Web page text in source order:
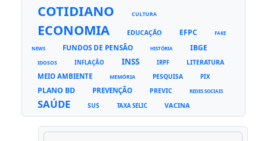
COTIDIANO CULTURA
ECONOMIA EDUCAÇÃO EFPC FAKE
NEWS FUNDOS DE PENSÃO HISTÓRIA IBGE
IDOSOS INFLAÇÃO INSS IRPF LITERATURA
MEIO AMBIENTE MEMÓRIA PESQUISA PIX
PLANO BD PREVENÇÃO PREVIC REDES SOCIAIS
SAÚDE SUS TAXA SELIC VACINA